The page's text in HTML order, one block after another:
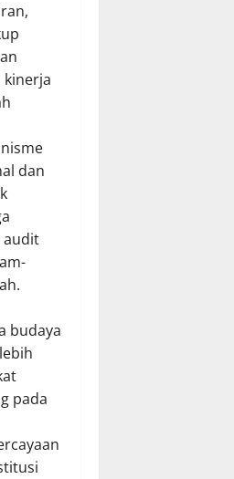
kinerja
dan
audit
budaya
pada